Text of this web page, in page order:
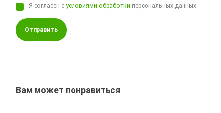
Я согласен сусловиями обработки персональных данных
Отправить
Вам может понравиться